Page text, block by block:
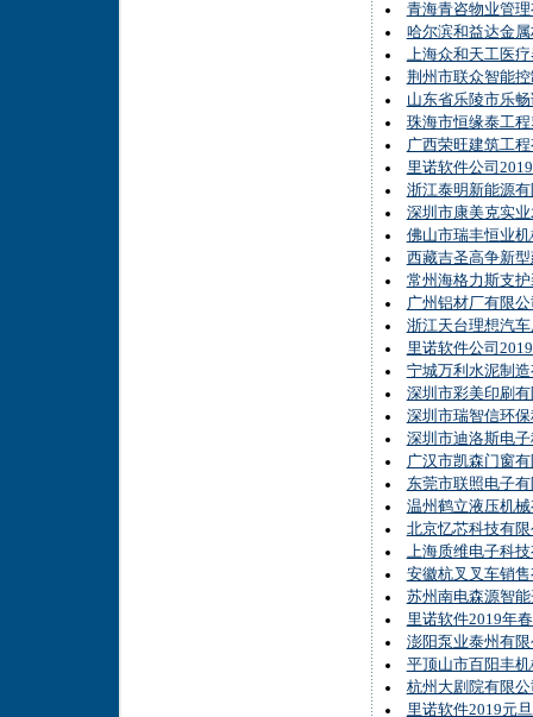
青海青咨物业管
哈尔滨和益达金
上海众和天工医
荆州市联众智能
山东省乐陵市乐
珠海市恒缘泰工
广西荣旺建筑工
里诺软件公司
浙江泰明新能源
深圳市康美克实
佛山市瑞丰恒业
西藏吉圣高争新
常州海格力斯支
广州铝材厂有限
浙江天台理想汽
里诺软件公司
宁城万利水泥制
深圳市彩美印刷
深圳市瑞智信环
深圳市迪洛斯电
广汉市凯森门窗
东莞市联照电子
温州鹤立液压机
北京忆芯科技有
上海质维电子科
安徽杭叉叉车销
苏州南电森源智
里诺软件2019年
澎阳泵业泰州有
平顶山市百阳丰
杭州大剧院有限
里诺软件2019元